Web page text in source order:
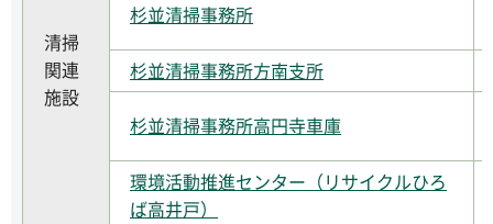
清掃
関連
施設
杉並清掃事務所
杉並清掃事務所方南支所
杉並清掃事務所高円寺車庫
環境活動推進センター（リサイクルひろ
ば高井戸）